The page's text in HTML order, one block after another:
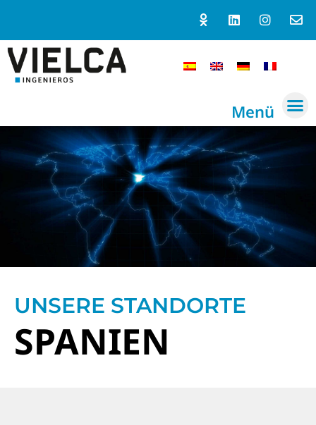
Menü
UNSERE STANDORTE
SPANIEN